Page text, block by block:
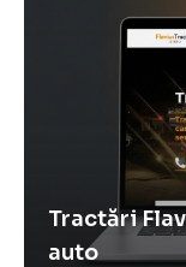
Tractări
auto